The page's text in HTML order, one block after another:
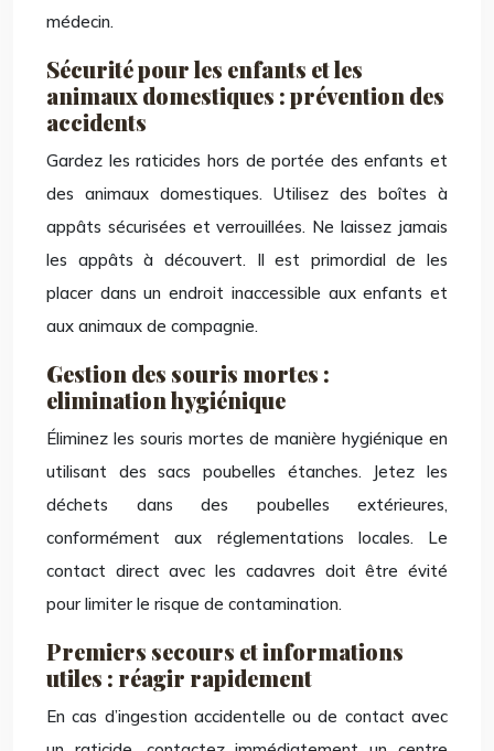
médecin.
Sécurité pour les enfants et les
animaux domestiques : prévention des
accidents
Gardez les raticides hors de portée des enfants et
des animaux domestiques. Utilisez des boîtes à
appâts sécurisées et verrouillées. Ne laissez jamais
les appâts à découvert. Il est primordial de les
placer dans un endroit inaccessible aux enfants et
aux animaux de compagnie.
Gestion des souris mortes :
elimination hygiénique
Éliminez les souris mortes de manière hygiénique en
utilisant des sacs poubelles étanches. Jetez les
déchets dans des poubelles extérieures,
conformément aux réglementations locales. Le
contact direct avec les cadavres doit être évité
pour limiter le risque de contamination.
Premiers secours et informations
utiles : réagir rapidement
En cas d’ingestion accidentelle ou de contact avec